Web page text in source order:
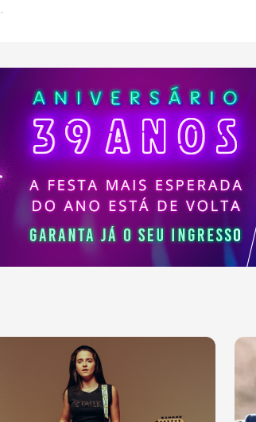
Soul ao House.
Lançamentos e histórias
sobre artistas e
movimentos que
nasceram a partir do jazz
e ajudaram a moldar a
música contemporânea.